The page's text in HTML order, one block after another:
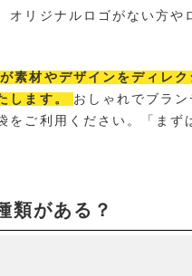
オリジナルロゴがない方や
素材やデザインをディレ
します。
おしゃれでブラ
をご利用ください。「まず
類がある？